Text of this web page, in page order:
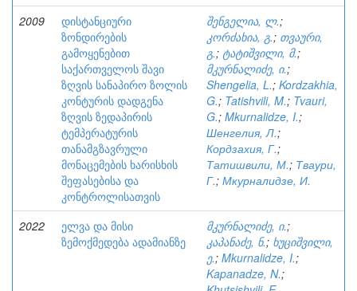
2009
დისტანციური
ზონდირების
გამოყენებით
საქართველოს შავი
ზღვის სანაპირო ზოლის
კონტურის დადგენა
ზღვის ზედაპირის
ტემპერატურის
თანამგზავრული
მონაცემების ხარისხის
შეფასებისა და
კონტროლისათვის
შენგელია, ლ.;
კორძახია, გ.; თვაური,
გ.; ტატიშვილი, მ.;
მკურნალიძე, ი.;
Shengelia, L.; Kordzakhia,
G.; Tatishvili, M.; Tvauri,
G.; Mkurnalidze, I.;
Шенгелия, Л.;
Кордзахия, Г.;
Татишвили, М.; Тваури,
Г.; Мкурналидзе, И.
2022
ელვა და მისი
ზემოქმედება ადამიანზე
მკურნალიძე, ი.;
კაპანაძე, ნ.; ხუციშვილი,
ე.; Mkurnalidze, I.;
Kapanadze, N.;